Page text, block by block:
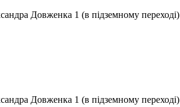
Довженка 1 (в підземному переході)
Довженка 1 (в підземному переході)